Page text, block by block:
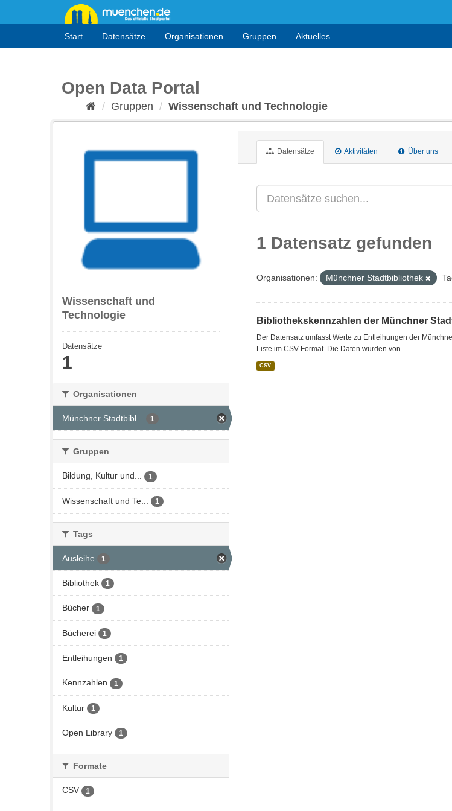
Start Datensätze Organisationen Gruppen Aktuelles
Open Data Portal
Gruppen Wissenschaft und Technologie
Wissenschaft und
Technologie
Datensätze
1
Organisationen
Münchner Stadtbibl... 1
Gruppen
Bildung, Kultur und... 1
Wissenschaft und Te... 1
Tags
Ausleihe 1
Bibliothek 1
Bücher 1
Bücherei 1
Entleihungen 1
Kennzahlen 1
Kultur 1
Open Library 1
Formate
CSV 1
Datensätze Aktivitäten Über uns
1 Datensatz gefunden
Organisationen: Münchner Stadtbibliothek
Bibliothekskennzahlen der Münchner
Der Datensatz umfasst Werte zu Entleihungen der
Liste im CSV-Format. Die Daten wurden von...
CSV